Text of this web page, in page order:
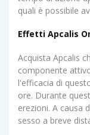
quali è possibile
Effetti Apcalis
Acquista Apcalis
componente
l'efficacia di
ore. Durante
erezioni. A causa
sesso a breve